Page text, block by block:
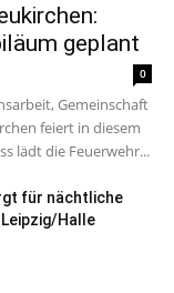
geplant
0
Gemeinschaft
feiert in diesem
lädt die Feuerwehr...
für nächtliche
Halle